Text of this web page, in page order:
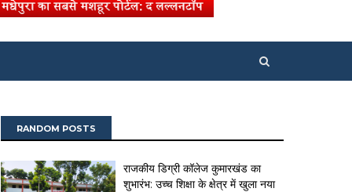
RANDOM POSTS
राजकीय डिग्री कॉलेज कुमारखंड का
शुभारंभ: उच्च शिक्षा के क्षेत्र में खुला नया